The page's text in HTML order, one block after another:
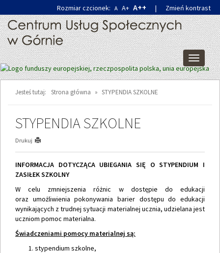
do
głównej
treści
do
wyszukiwarki
Rozmiar czcionek: A A+ A++ | Zmień kontrast
Przełącz
Jesteś tutaj: Strona główna » STYPENDIA SZKOLNE
STYPENDIA SZKOLNE
Drukuj
INFORMACJA DOTYCZĄCA UBIEGANIA SIĘ O STYPENDIUM I
ZASIŁEK SZKOLNY
W celu zmniejszenia różnic w dostępie do edukacji
oraz umożliwienia pokonywania barier dostępu do edukacji
wynikających z trudnej sytuacji materialnej ucznia, udzielana jest
uczniom pomoc materialna.
Świadczeniami pomocy materialnej są:
stypendium szkolne,